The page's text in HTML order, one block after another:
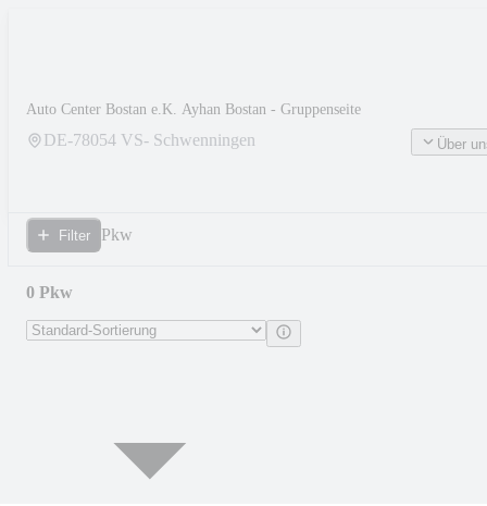
Auto Center Bostan e.K. Ayhan Bostan - Gruppenseite
DE-78054 VS- Schwenningen Über
Filter Pkw
0 Pkw